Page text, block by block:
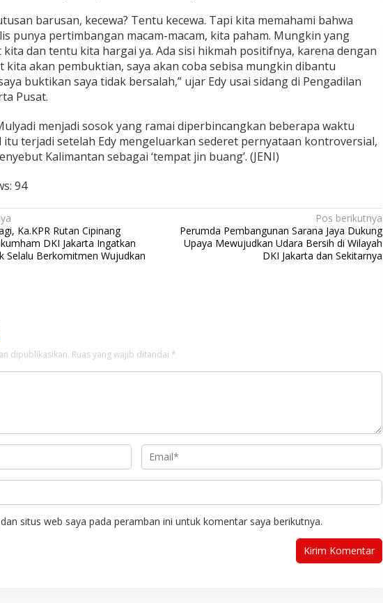
barusan, kecewa? Tentu kecewa. Tapi kita memahami bahwa
punya pertimbangan macam-macam, kita paham. Mungkin yang
dan tentu kita hargai ya. Ada sisi hikmah positifnya, karena dengan
kita akan pembuktian, saya akan coba sebisa mungkin dibantu
buktikan saya tidak bersalah,” ujar Edy usai sidang di Pengadilan
Pusat.
menjadi sosok yang ramai diperbincangkan beberapa waktu
itu terjadi setelah Edy mengeluarkan sederet pernyataan kontroversial,
Kalimantan sebagai ‘tempat jin buang’. (JENI)
94
Ka.KPR Rutan Cipinang
DKI Jakarta Ingatkan
Selalu Berkomitmen Wujudkan
Pos berikutnya
Perumda Pembangunan Sarana Jaya Dukung
Upaya Mewujudkan Udara Bersih di Wilayah
DKI Jakarta dan Sekitarnya
dipublikasikan. Ruas yang wajib ditandai *
situs web saya pada peramban ini untuk komentar saya berikutnya.